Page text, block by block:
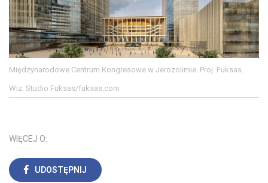
Międzynarodowe Centrum Kongresowe w Jerozolimie. Proj. Fuksas.
Wiz. Studio Fuksas/fuksas.com
WIĘCEJ O:
UDOSTĘPNIJ